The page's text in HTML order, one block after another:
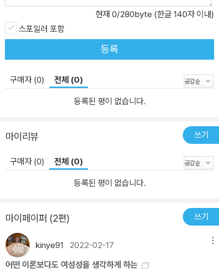
현재 0/280byte (한글 140자 이내)
스포일러 포함
등록
구매자 (0) 전체 (0)
등록된 평이 없습니다.
마이리뷰 쓰기
구매자 (0) 전체 (0)
등록된 평이 없습니다.
마이페이퍼 (2편) 쓰기
kinye91 2022-02-17
어떤 이론보다도 여성성을 생각하게 하는